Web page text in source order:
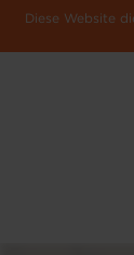
Diese Website